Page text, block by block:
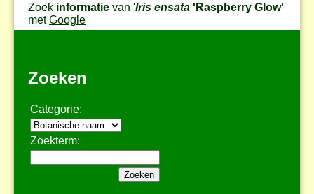
Zoek informatie van 'Iris ensata 'Raspberry Glow''
metGoogle
Zoeken
Categorie:
Zoekterm: